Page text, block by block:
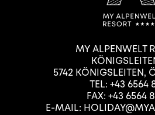
MY ALPENWELT
5742 KÖNIGSLEITEN,
TEL: +43 6564
FAX: +43 6564
E-MAIL: